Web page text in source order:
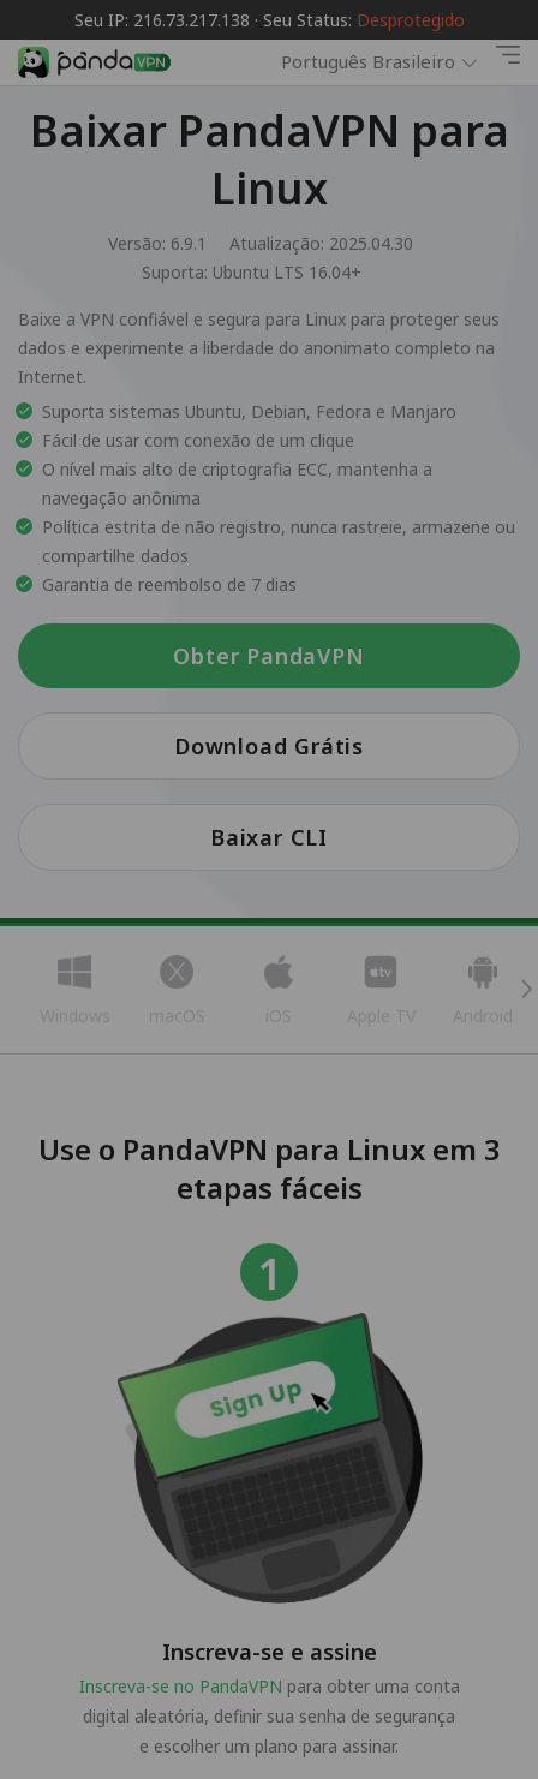
Seu IP: 216.73.217.138 · Seu Status: Desprotegido
Português Brasileiro
Baixar PandaVPN para
Linux
Versão: 6.9.1
Atualização: 2025.04.30
Suporta: Ubuntu LTS 16.04+
Baixe a VPN confiável e segura para Linux para proteger seus
dados e experimente a liberdade do anonimato completo na
Internet.
Suporta sistemas Ubuntu, Debian, Fedora e Manjaro
Fácil de usar com conexão de um clique
O nível mais alto de criptografia ECC, mantenha a
navegação anônima
Política estrita de não registro, nunca rastreie, armazene ou
compartilhe dados
Garantia de reembolso de 7 dias
Obter PandaVPN
Download Grátis
Baixar CLI
Windows macOS iOS Apple TV Android
Use o PandaVPN para Linux em 3
etapas fáceis
Inscreva-se e assine
Inscreva-se no PandaVPN para obter uma conta
digital aleatória, definir sua senha de segurança
e escolher um plano para assinar.